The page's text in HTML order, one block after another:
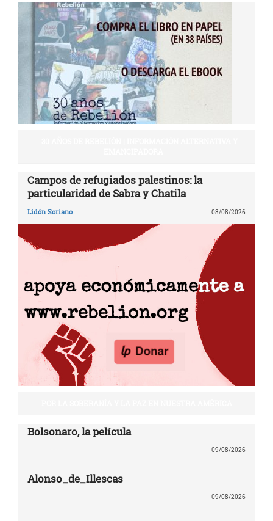
Campos de refugiados palestinos: la
particularidad de Sabra y Chatila
Lidón Soriano 08/08/2026
Bolsonaro, la película
09/08/2026
Alonso_de_Illescas
09/08/2026